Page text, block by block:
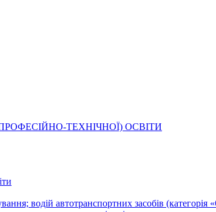
(ПРОФЕСІЙНО-ТЕХНІЧНОЇ) ОСВІТИ
водій автотранспортних засобів (категорія